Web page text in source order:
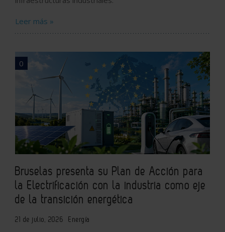
Leer más »
0
Bruselas presenta su Plan de Acción para
la Electrificación con la industria como eje
de la transición energética
21 de julio, 2026 Energía